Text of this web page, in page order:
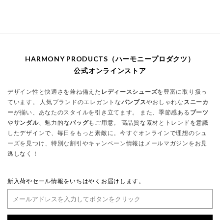
HARMONY PRODUCTS（ハーモニープロダクツ）
公式オンラインストア
デザイン性と快適さを兼ね備えた レディースシューズを豊富に取り扱っ
ています。 人気ブランドのエレガントなパンプスやおしゃれな スニーカ
ーが揃い、あなたのスタイルを引き立てます。 また、季節感ある ブーツ
やサンダル、魅力的なバッグもご用意。 高品質な素材とトレンドを意識
したデザインで、毎日をもっと素敵に。今すぐオンラインで理想のシュ
ーズを見つけ、特別な割引やキャンペーン情報はメールマガジンをお見
逃しなく！
新入荷やセール情報をいちはやくお届けします。